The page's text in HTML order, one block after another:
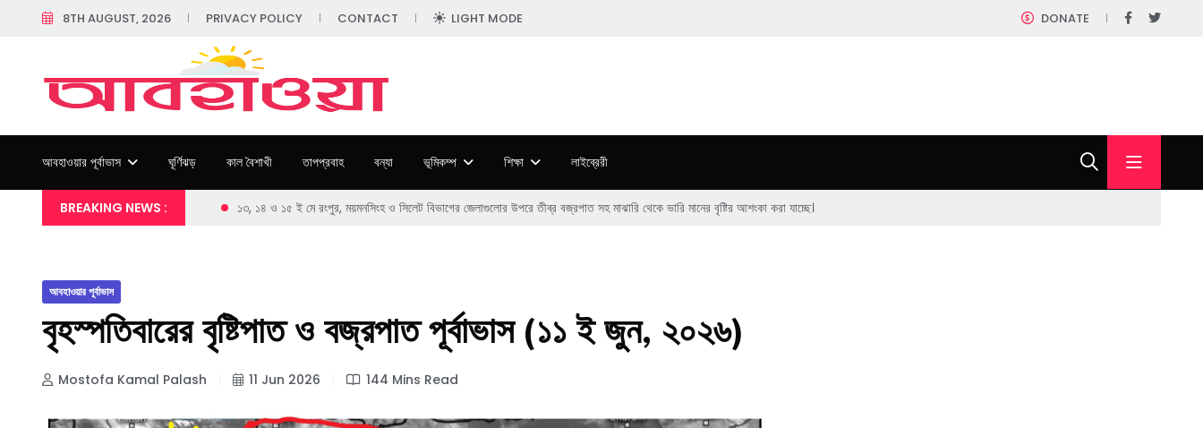
8TH AUGUST, 2026 PRIVACY POLICY CONTACT LIGHT MODE DONATE
আবহাওয়ার পূর্বাভাস ঘূর্ণিঝড় কাল বৈশাখী তাপপ্রবাহ বন্যা ভূমিকম্প শিক্ষা লাইব্রেরী
BREAKING NEWS : ১৩, ১৪ ও ১৫ ই মে রংপুর, ময়মনসিংহ ও সিলেট বিভাগের জেলাগুলোর উপরে তীব্র বজ্রপাত সহ মাঝারি থেকে ভারি মানের বৃষ্টির আশংকা করা যাচ্ছে।
আবহাওয়ার পূর্বাভাস
বৃহস্পতিবারের বৃষ্টিপাত ও বজ্রপাত পূর্বাভাস (১১ ই জুন, ২০২৬)
Mostofa Kamal Palash 11 Jun 2026 144 Mins Read